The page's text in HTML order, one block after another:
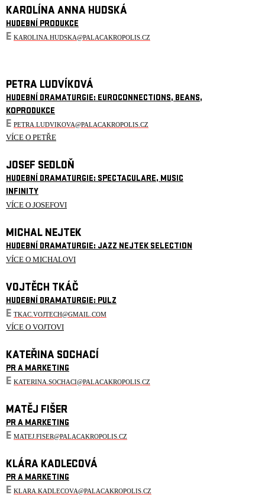
KAROLÍNA ANNA HUDSKÁ
HUDEBNÍ PRODUKCE
E KAROLINA.HUDSKA@PALACAKROPOLIS.CZ
PETRA LUDVÍKOVÁ
HUDEBNÍ DRAMATURGIE: EUROCONNECTIONS, BEANS,
KOPRODUKCE
E PETRA.LUDVIKOVA@PALACAKROPOLIS.CZ
VÍCE O PETŘE
JOSEF SEDLOŇ
HUDEBNÍ DRAMATURGIE: SPECTACULARE, MUSIC
INFINITY
VÍCE O JOSEFOVI
MICHAL NEJTEK
HUDEBNÍ DRAMATURGIE: JAZZ NEJTEK SELECTION
VÍCE O MICHALOVI
VOJTĚCH TKÁČ
HUDEBNÍ DRAMATURGIE: PULZ
E TKAC.VOJTECH@GMAIL.COM
VÍCE O VOJTOVI
KATEŘINA SOCHACÍ
PR A MARKETING
E KATERINA.SOCHACI@PALACAKROPOLIS.CZ
MATĚJ FIŠER
PR A MARKETING
E MATEJ.FISER@PALACAKROPOLIS.CZ
KLÁRA KADLECOVÁ
PR A MARKETING
E KLARA.KADLECOVA@PALACAKROPOLIS.CZ